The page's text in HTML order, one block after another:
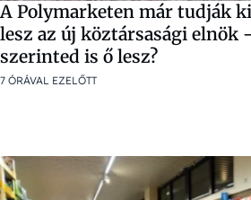
A Polymarketen már tudják ki
lesz az új köztársasági elnök
szerinted is ő lesz?
7 ÓRÁVAL EZELŐTT